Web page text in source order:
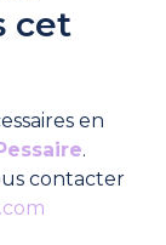
cet
en
.
contacter